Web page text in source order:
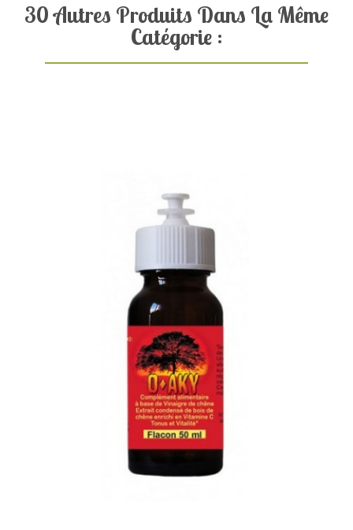
30 Autres Produits Dans La Même
Catégorie :